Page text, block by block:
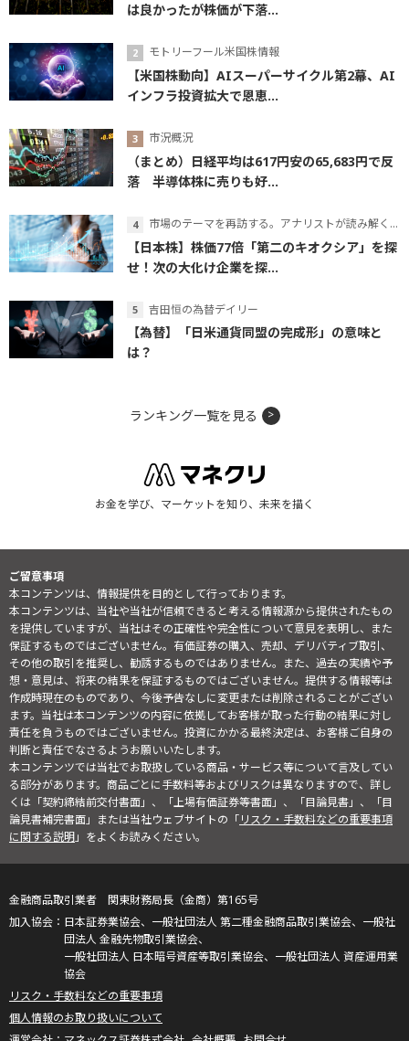
は良かったが株価が下落...
モトリーフール米国株情報
【米国株動向】AIスーパーサイクル第2幕、AI
インフラ投資拡大で恩恵...
市況概況
（まとめ）日経平均は617円安の65,683円で反
落 半導体株に売りも好...
市場のテーマを再訪する。アナリストが読み解くテーマの本質
【日本株】株価77倍「第二のキオクシア」を探
せ！次の大化け企業を探...
吉田恒の為替デイリー
【為替】「日米通貨同盟の完成形」の意味と
は？
ランキング一覧を見る
お金を学び、マーケットを知り、未来を描く
ご留意事項
本コンテンツは、情報提供を目的として行っております。
本コンテンツは、当社や当社が信頼できると考える情報源から提供されたもの
を提供していますが、当社はその正確性や完全性について意見を表明し、また
保証するものではございません。有価証券の購入、売却、デリバティブ取引、
その他の取引を推奨し、勧誘するものではありません。また、過去の実績や予
想・意見は、将来の結果を保証するものではございません。提供する情報等は
作成時現在のものであり、今後予告なしに変更または削除されることがござい
ます。当社は本コンテンツの内容に依拠してお客様が取った行動の結果に対し
責任を負うものではございません。投資にかかる最終決定は、お客様ご自身の
判断と責任でなさるようお願いいたします。
本コンテンツでは当社でお取扱している商品・サービス等について言及してい
る部分があります。商品ごとに手数料等およびリスクは異なりますので、詳し
くは「契約締結前交付書面」、「上場有価証券等書面」、「目論見書」、「目
論見書補完書面」または当社ウェブサイトの「リスク・手数料などの重要事項
に関する説明」をよくお読みください。
金融商品取引業者 関東財務局長（金商）第165号
日本証券業協会、一般社団法人 第二種金融商品取引業協会、一般社
団法人 金融先物取引業協会、
一般社団法人 日本暗号資産等取引業協会、一般社団法人 資産運用業
協会
リスク・手数料などの重要事項
個人情報のお取り扱いについて